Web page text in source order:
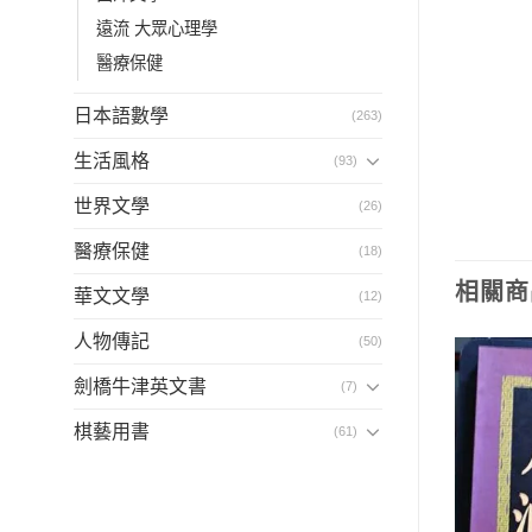
遠流 大眾心理學
醫療保健
日本語數學 (263)
生活風格 (93)
世界文學 (26)
醫療保健 (18)
華文文學 (12)
人物傳記 (50)
劍橋牛津英文書 (7)
棋藝用書 (61)
相關